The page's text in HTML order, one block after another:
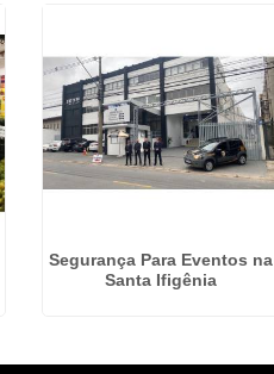
Segurança Para Eventos na
Santa Ifigênia